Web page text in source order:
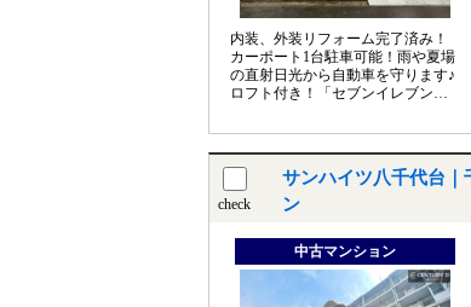
内装、外装リフォーム完了済み！
カーポート1台駐車可能！雨や夏場
の直射日光から自動車を守ります♪
ロフト付き！「セブンイレブン千
利◎
check
サンハイツ八千代台｜
ン
中古マンション